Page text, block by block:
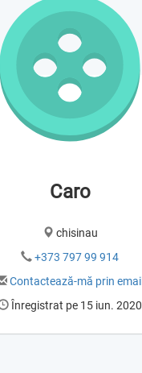
Caro
chisinau
+373 797 99 914
Contactează-mă prin email
Înregistrat pe 15 iun. 2020